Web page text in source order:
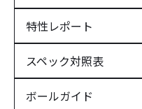
特性レポート
スペック対照表
ボールガイド